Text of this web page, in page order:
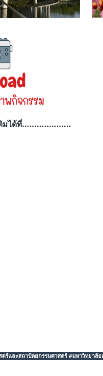
มได้ที่....................
และสถาปัตยกรรมศาสตร์ #มหาวิทยาลั